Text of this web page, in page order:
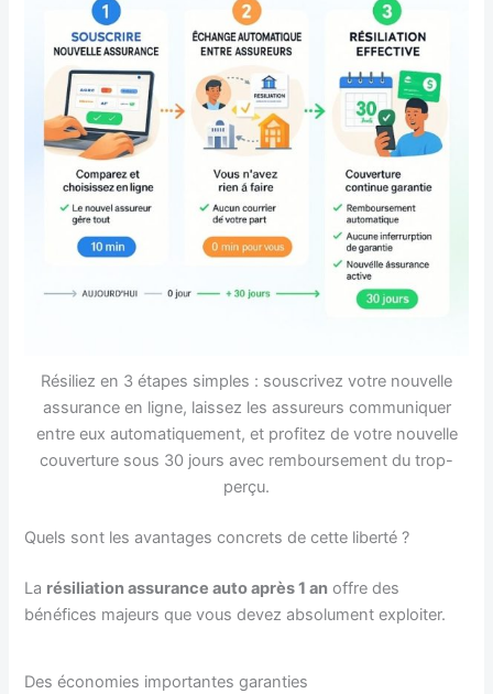
Résiliez en 3 étapes simples : souscrivez votre nouvelle
assurance en ligne, laissez les assureurs communiquer
entre eux automatiquement, et profitez de votre nouvelle
couverture sous 30 jours avec remboursement du trop-
perçu.
Quels sont les avantages concrets de cette liberté ?
La résiliation assurance auto après 1 an offre des
bénéfices majeurs que vous devez absolument exploiter.
Des économies importantes garanties